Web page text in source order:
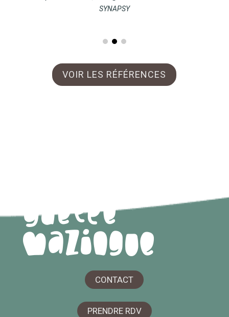
SYNAPSY
VOIR LES RÉFÉRENCES
CONTACT
PRENDRE RDV